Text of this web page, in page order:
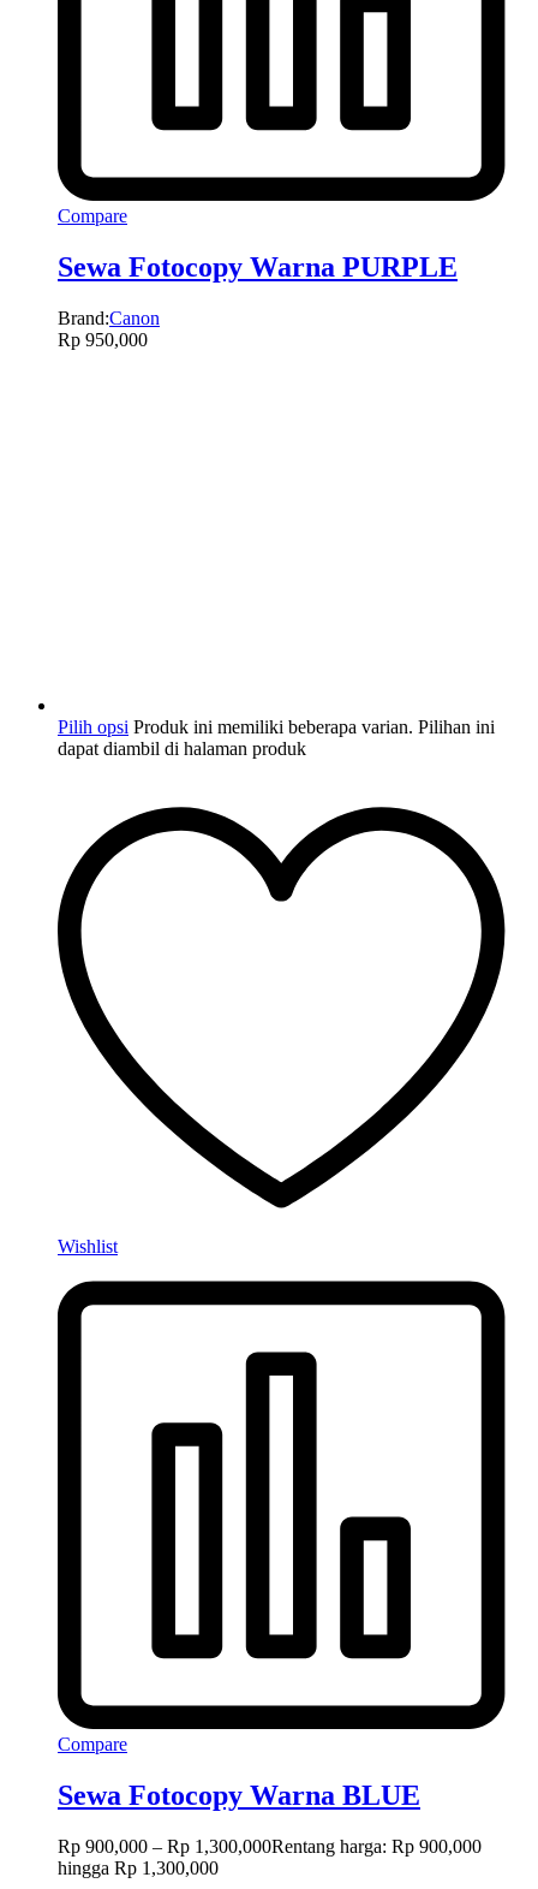
Compare
Sewa Fotocopy Warna PURPLE
Brand:Canon
Rp 950,000
Pilih opsi Produk ini memiliki beberapa varian. Pilihan ini
dapat diambil di halaman produk
Wishlist
Compare
Sewa Fotocopy Warna BLUE
Rp 900,000 – Rp 1,300,000Rentang harga: Rp 900,000
hingga Rp 1,300,000